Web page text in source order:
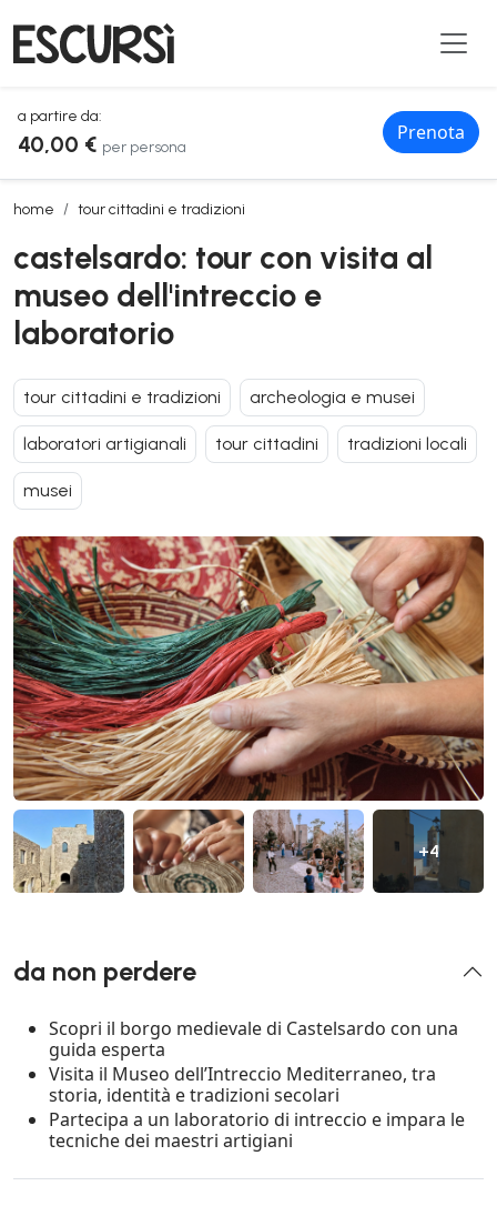
a partire da:
40,00 € per persona
Prenota
home tour cittadini e tradizioni
castelsardo: tour con visita al museo dell'intreccio e laboratorio
castelsardo: tour con visita al
museo dell'intreccio e
laboratorio
tour cittadini e tradizioni archeologia e musei
laboratori artigianali tour cittadini tradizioni locali
musei
+4
da non perdere
Scopri il borgo medievale di Castelsardo con una
guida esperta
Visita il Museo dell’Intreccio Mediterraneo, tra
storia, identità e tradizioni secolari
Partecipa a un laboratorio di intreccio e impara le
tecniche dei maestri artigiani